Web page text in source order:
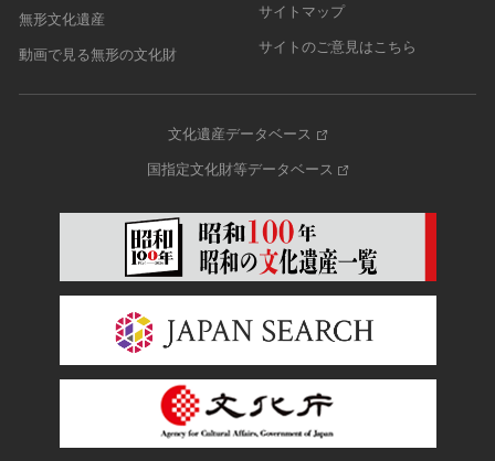
無形文化遺産
動画で見る無形の文化財
サイトマップ
サイトのご意見はこちら
文化遺産データベース
国指定文化財等データベース